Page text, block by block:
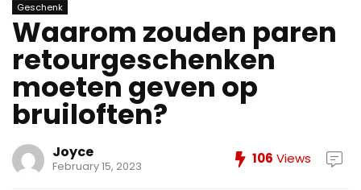
Geschenk
Waarom zouden paren
retourgeschenken
moeten geven op
bruiloften?
Joyce
February 15, 2023 106 Views